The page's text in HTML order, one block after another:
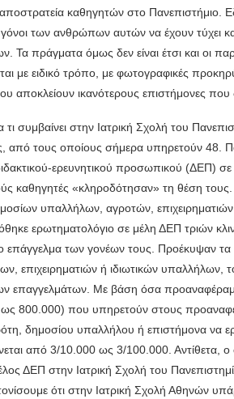
αποστρατεία καθηγητών στο Πανεπιστήμιο.
των ανθρώπων αυτών να έχουν τύχει
Τα πράγματα όμως δεν είναι έτσι και οι
με ειδικό τρόπο, με φωτογραφικές
αποκλείουν ικανότερους επιστήμονες
συμβαίνει στην Ιατρική Σχολή του
από τους οποίους σήμερα υπηρετούν 48.
ερευνητικού προσωπικού (ΔΕΠ)
καθηγητές «κληροδότησαν» τη θέση
υπαλλήλων, αγροτών,
ερωτηματολόγιο σε μέλη ΔΕΠ τριών
το επάγγελμα των γονέων τους. Προέκυψαν
επιχειρηματιών ή ιδιωτικών υπαλλήλων,
επαγγελμάτων. Με βάση όσα
800.000) που υπηρετούν στους
δημοσίου υπαλλήλου ή επιστήμονα να
από 3/10.000 ως 3/100.000. Αντίθετα, ο
ΔΕΠ στην Ιατρική Σχολή του
ότι στην Ιατρική Σχολή Αθηνών